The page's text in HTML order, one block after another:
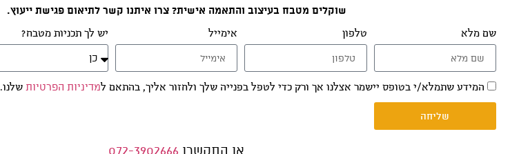
שוקלים מטבח בעיצוב והתאמה אישית? צרו איתנו קשר לתיאום פגישת ייעוץ.
שם מלא טלפון אימייל יש לך תכניות מטבח?
המידע שתמלא/י בטופס יישמר אצלנו אך ורק כדי לטפל בפנייה שלך ולחזור אליך, בהתאם למדיניות הפרטיות שלנו.
שליחה
או התקשרו 072-3902666